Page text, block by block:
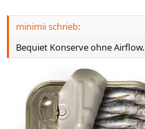
minimii schrieb:
Bequiet Konserve ohne Airflow.